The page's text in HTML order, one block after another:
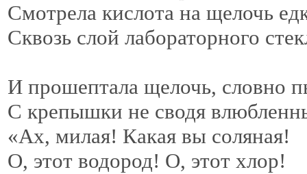
Смотрела кислота на щелочь
Сквозь слой лабораторного
И прошептала щелочь, словно
С крепышки не сводя
«Ах, милая! Какая вы соляная!
О, этот водород! О, этот хлор!